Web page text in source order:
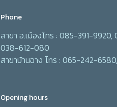
Phone
สาขา อ.เมืองโทร : 085-391-
038-612-080
สาขาบ้านฉาง โทร : 065-242-
Opening hours